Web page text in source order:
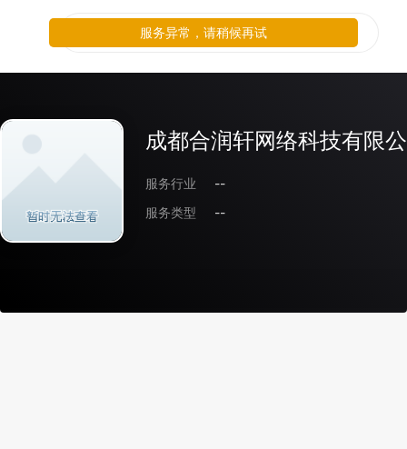
成都合润轩网络科技有限
服务行业
--
服务类型
--
服务异常，请稍候再试